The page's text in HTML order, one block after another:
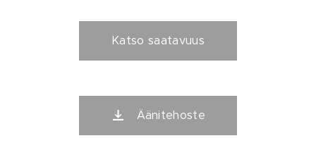
Katso saatavuus
Äänitehoste